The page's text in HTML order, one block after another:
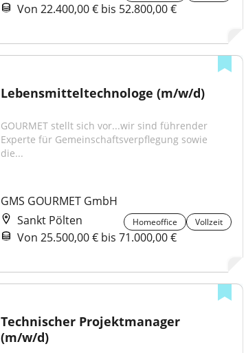
Von 22.400,00 € bis 52.800,00 €
Lebensmitteltechnologe (m/w/d)
GOURMET stellt sich vor...wir sind führender
Experte für Gemeinschaftsverpflegung sowie
die...
GMS GOURMET GmbH
Sankt Pölten
Homeoffice Vollzeit
Von 25.500,00 € bis 71.000,00 €
Technischer Projektmanager
(m/w/d)